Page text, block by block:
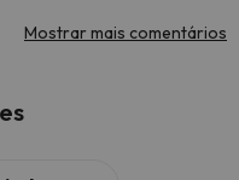
Mostrar mais comentários